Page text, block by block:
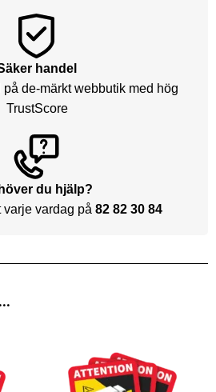
handel
de-märkt webbutik med hög
TrustScore
du hjälp?
varje vardag på 82 82 30 84